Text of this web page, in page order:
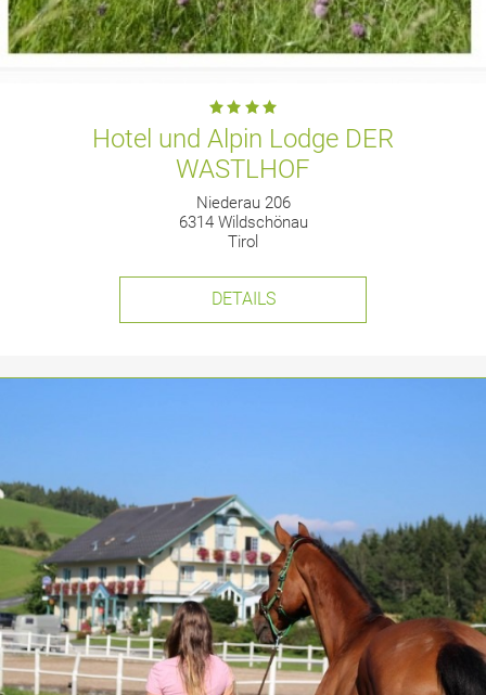
Hotel und Alpin Lodge DER
WASTLHOF
Niederau 206
6314 Wildschönau
Tirol
DETAILS